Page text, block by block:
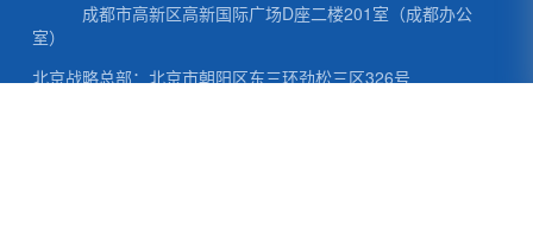
成都市高新区高新国际广场D座二楼201室（成都办公
室）
北京战略总部：北京市朝阳区东三环劲松三区326号